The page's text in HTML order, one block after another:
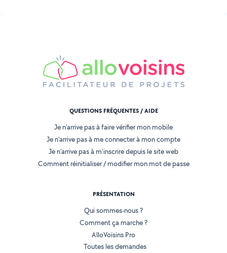
QUESTIONS FRÉQUENTES / AIDE
Je n'arrive pas à faire vérifier mon mobile
Je n'arrive pas à me connecter à mon compte
Je n'arrive pas à m'inscrire depuis le site web
Comment réinitialiser / modifier mon mot de passe
PRÉSENTATION
Qui sommes-nous ?
Comment ça marche ?
AlloVoisins Pro
Toutes les demandes